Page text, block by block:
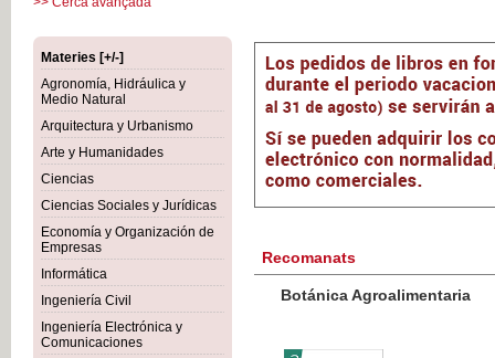
Materies [+/-]
Agronomía, Hidráulica y
Medio Natural
Arquitectura y Urbanismo
Arte y Humanidades
Ciencias
Ciencias Sociales y Jurídicas
Economía y Organización de
Empresas
Informática
Ingeniería Civil
Ingeniería Electrónica y
Comunicaciones
Recomanats
Botánica Agroalimentaria